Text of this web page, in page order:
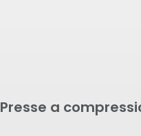
Presse a